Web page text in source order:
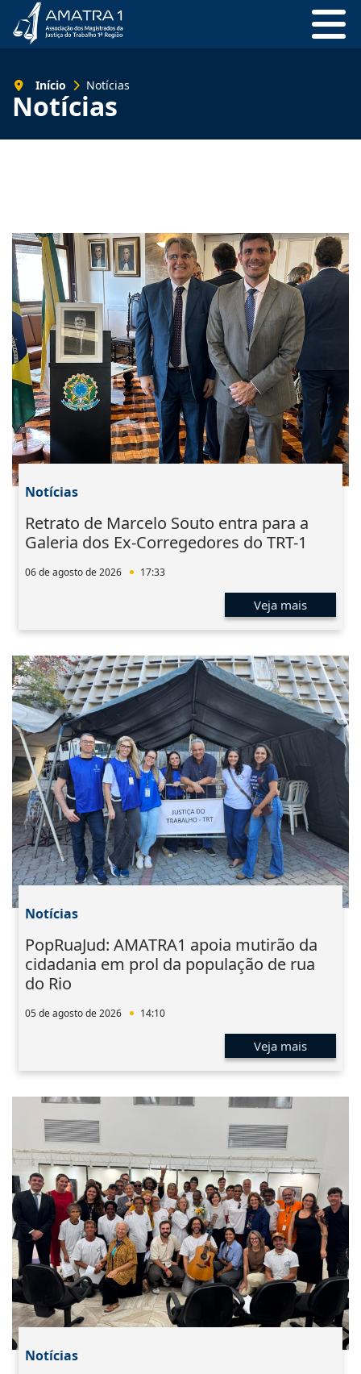
Notícias
Início Notícias
Notícias
Retrato de Marcelo Souto entra para a
Galeria dos Ex-Corregedores do TRT-1
06 de agosto de 2026 17:33
Veja mais
Notícias
PopRuaJud: AMATRA1 apoia mutirão da
cidadania em prol da população de rua
do Rio
05 de agosto de 2026 14:10
Veja mais
Notícias